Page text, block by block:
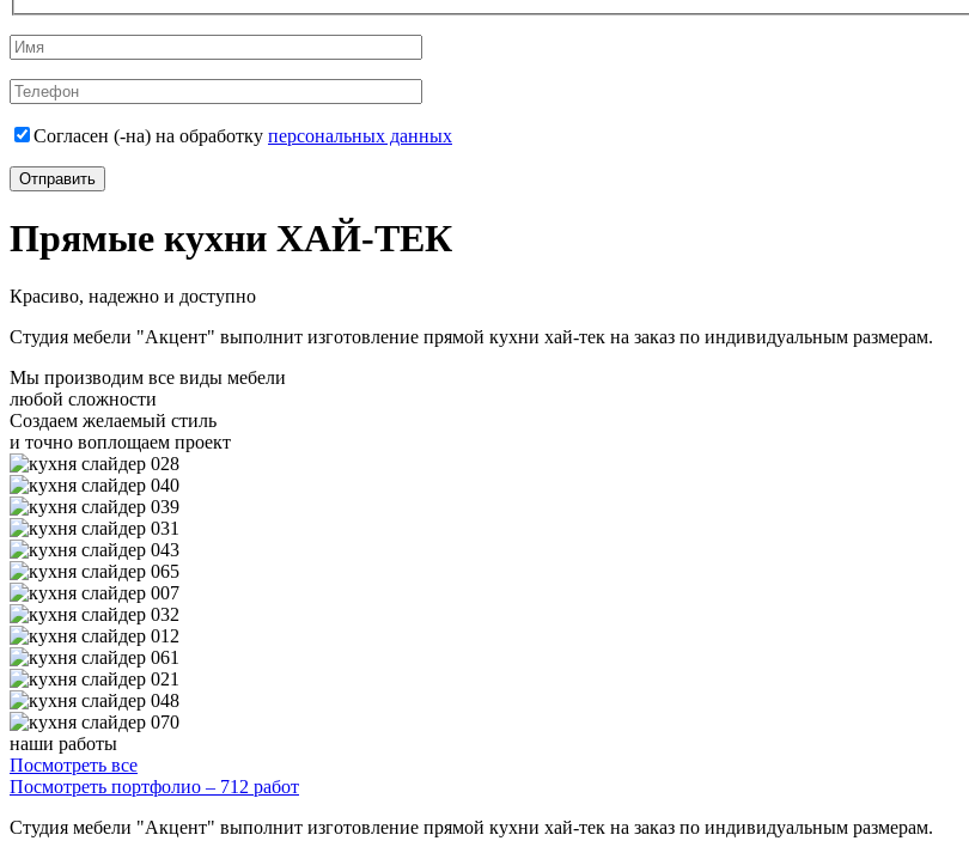
Согласен (-на) на обработку персональных данных
Прямые кухни ХАЙ-ТЕК
Красиво, надежно и доступно
Студия мебели "Акцент" выполнит изготовление прямой кухни хай-тек на заказ по индивидуальным размерам.
Мы производим все виды мебели
любой сложности
Создаем желаемый стиль
и точно воплощаем проект
наши работы
Посмотреть все
Посмотреть портфолио – 712 работ
Студия мебели "Акцент" выполнит изготовление прямой кухни хай-тек на заказ по индивидуальным размерам.